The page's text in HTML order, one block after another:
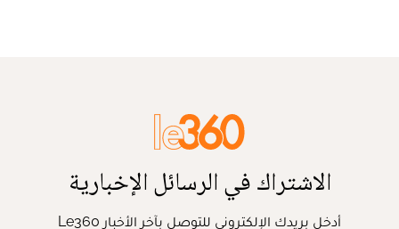
الاشتراك في الرسائل الإخبارية
أدخل بريدك الإلكتروني للتوصل بآخر الأخبار Le360